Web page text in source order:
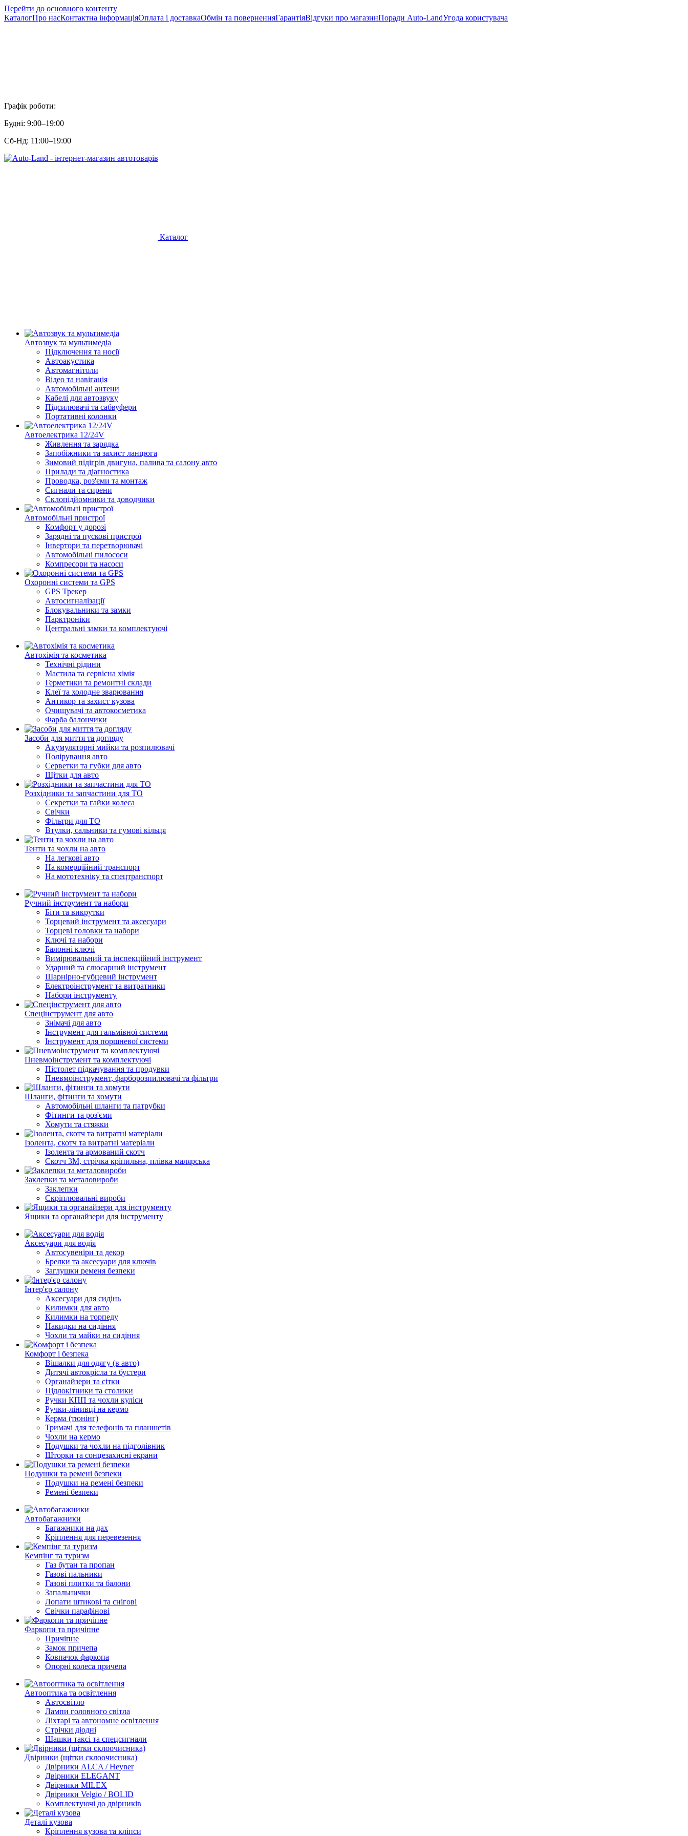
Перейти до основного контенту
КаталогПро насКонтактна інформаціяОплата і доставкаОбмін та поверненняГарантіяВідгуки про магазинПоради Auto-LandУгода користувача
Графік роботи:
Будні: 9:00–19:00
Сб-Нд: 11:00–19:00
Каталог
Автозвук та мультимедіа
Підключення та носії
Автоакустика
Автомагнітоли
Відео та навігація
Автомобільні антени
Кабелі для автозвуку
Підсилювачі та сабвуфери
Портативні колонки
Автоелектрика 12/24V
Живлення та зарядка
Запобіжники та захист ланцюга
Зимовий підігрів двигуна, палива та салону авто
Прилади та діагностика
Проводка, роз'єми та монтаж
Сигнали та сирени
Склопідйомники та доводчики
Автомобільні пристрої
Комфорт у дорозі
Зарядні та пускові пристрої
Інвертори та перетворювачі
Автомобільні пилососи
Компресори та насоси
Охоронні системи та GPS
GPS Трекер
Автосигналізації
Блокувальники та замки
Парктроніки
Центральні замки та комплектуючі
Автохімія та косметика
Технічні рідини
Мастила та сервісна хімія
Герметики та ремонтні склади
Клеї та холодне зварювання
Антикор та захист кузова
Очищувачі та автокосметика
Фарба балончики
Засоби для миття та догляду
Акумуляторні мийки та розпилювачі
Полірування авто
Серветки та губки для авто
Щітки для авто
Розхідники та запчастини для ТО
Секретки та гайки колеса
Свічки
Фільтри для ТО
Втулки, сальники та гумові кільця
Тенти та чохли на авто
На легкові авто
На комерційний транспорт
На мототехніку та спецтранспорт
Ручний інструмент та набори
Біти та викрутки
Торцевий інструмент та аксесуари
Торцеві головки та набори
Ключі та набори
Балонні ключі
Вимірювальний та інспекційний інструмент
Ударний та слюсарний інструмент
Шарнірно-губцевий інструмент
Електроінструмент та витратники
Набори інструменту
Спецінструмент для авто
Знімачі для авто
Інструмент для гальмівної системи
Інструмент для поршневої системи
Пневмоінструмент та комплектуючі
Пістолет підкачування та продувки
Пневмоінструмент, фарборозпилювачі та фільтри
Шланги, фітинги та хомути
Автомобільні шланги та патрубки
Фітинги та роз'єми
Хомути та стяжки
Ізолента, скотч та витратні матеріали
Ізолента та армований скотч
Скотч 3М, стрічка кріпильна, плівка малярська
Заклепки та металовироби
Заклепки
Скріплювальні вироби
Ящики та органайзери для інструменту
Аксесуари для водія
Автосувеніри та декор
Брелки та аксесуари для ключів
Заглушки ременя безпеки
Інтер'єр салону
Аксесуари для сидінь
Килимки для авто
Килимки на торпеду
Накидки на сидіння
Чохли та майки на сидіння
Комфорт і безпека
Вішалки для одягу (в авто)
Дитячі автокрісла та бустери
Органайзери та сітки
Підлокітники та столики
Ручки КПП та чохли куліси
Ручки-лінивці на кермо
Керма (тюнінг)
Тримачі для телефонів та планшетів
Чохли на кермо
Подушки та чохли на підголівник
Шторки та сонцезахисні екрани
Подушки та ремені безпеки
Подушки на ремені безпеки
Ремені безпеки
Автобагажники
Багажники на дах
Кріплення для перевезення
Кемпінг та туризм
Газ бутан та пропан
Газові пальники
Газові плитки та балони
Запальнички
Лопати штикові та снігові
Свічки парафінові
Фаркопи та причіпне
Причіпне
Замок причепа
Ковпачок фаркопа
Опорні колеса причепа
Автооптика та освітлення
Автосвітло
Лампи головного світла
Ліхтарі та автономне освітлення
Стрічки діодні
Шашки таксі та спецсигнали
Двірники (щітки склоочисника)
Двірники ALCA / Heyner
Двірники ELEGANT
Двірники MILEX
Двірники Velgio / BOLID
Комплектуючі до двірників
Деталі кузова
Кріплення кузова та кліпси